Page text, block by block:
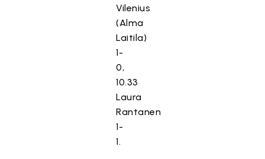
Vilenius
(Alma
Laitila)
1-
0,
10.33
Laura
Rantanen
1-
1.